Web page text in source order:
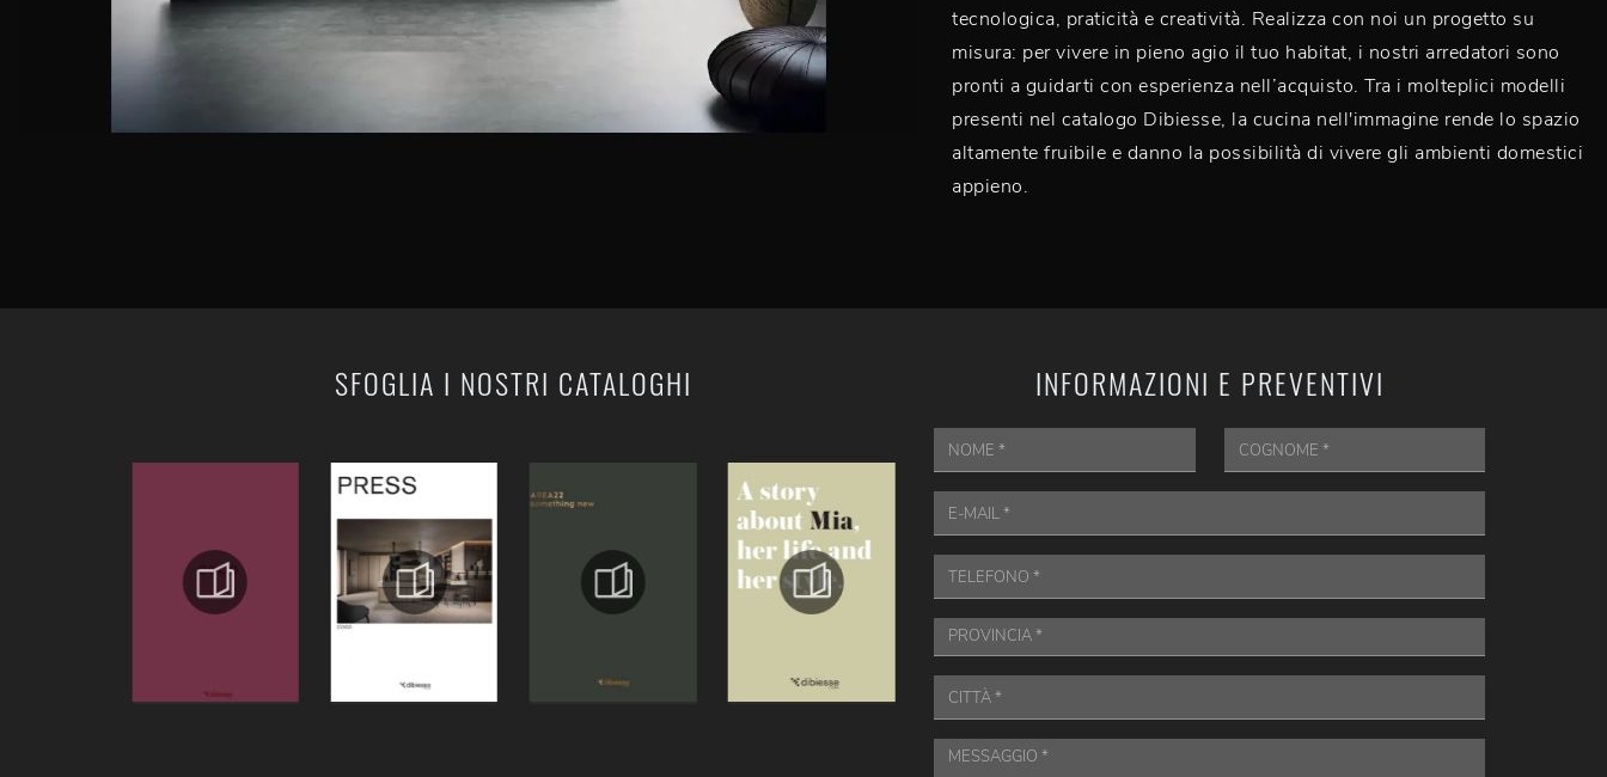
tecnologica, praticità e creatività. Realizza con noi un progetto su
misura: per vivere in pieno agio il tuo habitat, i nostri arredatori sono
pronti a guidarti con esperienza nell’acquisto. Tra i molteplici modelli
presenti nel catalogo Dibiesse, la cucina nell'immagine rende lo spazio
altamente fruibile e danno la possibilità di vivere gli ambienti domestici
appieno.
SFOGLIA I NOSTRI CATALOGHI INFORMAZIONI E PREVENTIVI